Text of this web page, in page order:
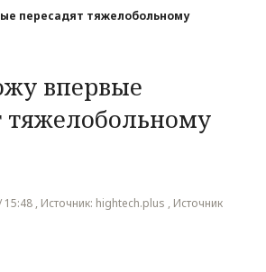
пересадят тяжелобольному
впервые
тяжелобольному
, Источник: hightech.plus , Источник